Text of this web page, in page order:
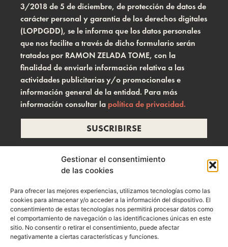
Gestionar el consentimiento
de las cookies
Para ofrecer las mejores experiencias, utilizamos tecnologías como las
cookies para almacenar y/o acceder a la información del dispositivo. El
consentimiento de estas tecnologías nos permitirá procesar datos como
el comportamiento de navegación o las identificaciones únicas en este
sitio. No consentir o retirar el consentimiento, puede afectar
negativamente a ciertas características y funciones.
3/2018 de 5 de diciembre, de protección de datos de
carácter personal y garantía de los derechos digitales
(LOPDGDD), se le informa que los datos personales
que nos facilite a través de dicho formulario serán
tratados por RAMON ZELADA TOME, con la
finalidad de enviarle información relativa a las
actividades publicitarias y/o promocionales e
información general de la entidad. Para más
información consultar la política de privacidad.
SUSCRIBIRSE
info@ramonzelada.com
instagram